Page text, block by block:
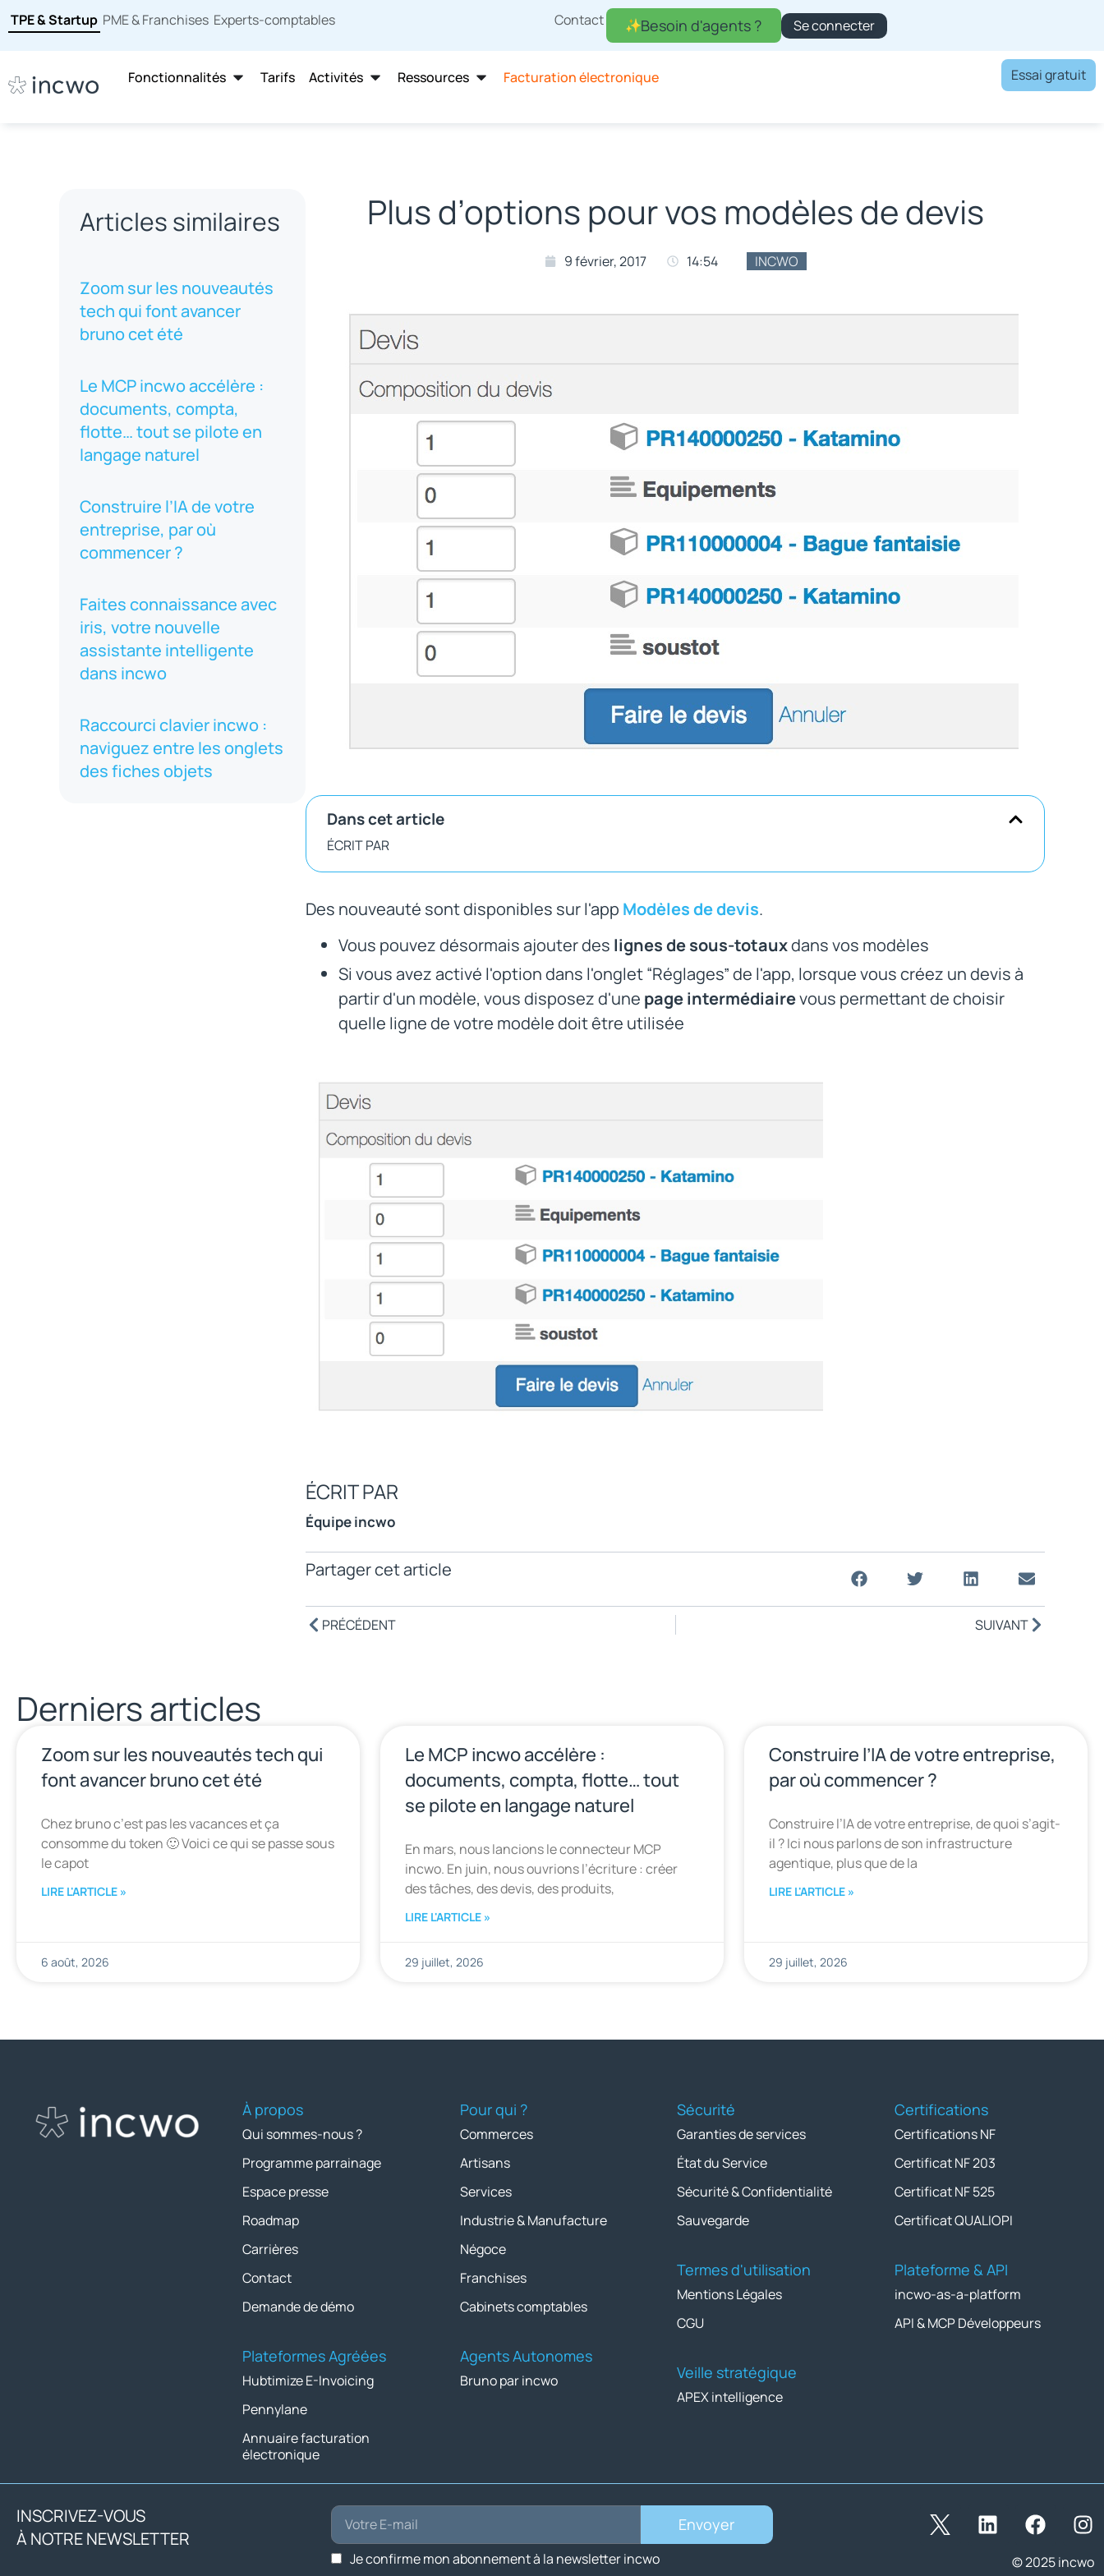
TPE & Startup PME & Franchises Experts-comptables Contact Se connecter
Besoin d'agents ?
Fonctionnalités Tarifs Activités Ressources Facturation électronique Essai gratuit
Articles similaires
Zoom sur les nouveautés
tech qui font avancer
bruno cet été
Le MCP incwo accélère :
documents, compta,
flotte… tout se pilote en
langage naturel
Construire l’IA de votre
entreprise, par où
commencer ?
Faites connaissance avec
iris, votre nouvelle
assistante intelligente
dans incwo
Raccourci clavier incwo :
naviguez entre les onglets
des fiches objets
Plus d’options pour vos modèles de devis
9 février, 2017 14:54 INCWO
Dans cet article
ÉCRIT PAR
Des nouveauté sont disponibles sur l'app Modèles de devis.
Vous pouvez désormais ajouter des lignes de sous-totauxdans vos modèles
Si vous avez activé l'option dans l'onglet “Réglages” de l'app, lorsque vous créez un devis à
partir d'un modèle, vous disposez d'une page intermédiairevous permettant de choisir
quelle ligne de votre modèle doit être utilisée
ÉCRIT PAR
Équipe incwo
Partager cet article
PRÉCÉDENT SUIVANT
Derniers articles
Zoom sur les nouveautés tech qui
font avancer bruno cet été
Chez bruno c’est pas les vacances et ça
consomme du token 🙂 Voici ce qui se passe sous
le capot
LIRE L'ARTICLE »
6 août, 2026
Le MCP incwo accélère :
documents, compta, flotte… tout
se pilote en langage naturel
En mars, nous lancions le connecteur MCP
incwo. En juin, nous ouvrions l’écriture : créer
des tâches, des devis, des produits,
LIRE L'ARTICLE »
29 juillet, 2026
Construire l’IA de votre entreprise,
par où commencer ?
Construire l’IA de votre entreprise, de quoi s’agit-
il ? Ici nous parlons de son infrastructure
agentique, plus que de la
LIRE L'ARTICLE »
29 juillet, 2026
À propos
Qui sommes-nous ?
Programme parrainage
Espace presse
Roadmap
Carrières
Contact
Demande de démo
Plateformes Agréées
Hubtimize E-Invoicing
Pennylane
Annuaire facturation
électronique
Pour qui ?
Commerces
Artisans
Services
Industrie & Manufacture
Négoce
Franchises
Cabinets comptables
Agents Autonomes
Bruno par incwo
Sécurité
Garanties de services
État du Service
Sécurité & Confidentialité
Sauvegarde
Termes d'utilisation
Mentions Légales
CGU
Veille stratégique
APEX intelligence
Certifications
Certifications NF
Certificat NF 203
Certificat NF 525
Certificat QUALIOPI
Plateforme & API
incwo-as-a-platform
API & MCP Développeurs
INSCRIVEZ-VOUS
À NOTRE NEWSLETTER
Je confirme mon abonnement à la newsletter incwo
Envoyer
© 2025 incwo